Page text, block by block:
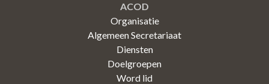
ACOD
Organisatie
Algemeen Secretariaat
Diensten
Doelgroepen
Word lid